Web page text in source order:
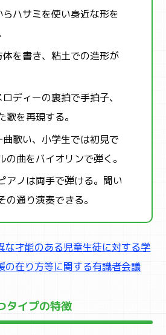
ハサミを使い身近な形を
を書き、粘土での造形が
ディーの裏拍で手拍子、
歌を再現する。
歌い、小学生では初見で
の曲をバイオリンで弾く。
アノは両手で弾ける。聞い
の通り演奏できる。
な才能のある児童生徒に対する学
の在り方等に関する有識者会議
タイプの特徴